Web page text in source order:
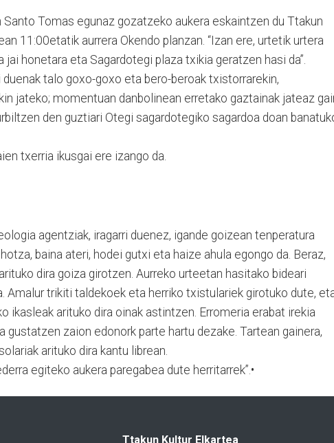
Santo Tomas egunaz gozatzeko aukera eskaintzen du Ttakun
11:00etatik aurrera Okendo planzan. “Izan ere, urtetik urtera
honetara eta Sagardotegi plaza txikia geratzen hasi da”.
talo goxo-goxo eta bero-beroak txistorrarekin,
jateko; momentuan danbolinean erretako gaztainak jateaz
den guztiari Otegi sagardotegiko sagardoa doan
txerria ikusgai ere izango da.
agentziak, iragarri duenez, igande goizean tenperatura
baina ateri, hodei gutxi eta haize ahula egongo da. Beraz,
dira goiza girotzen. Aurreko urteetan hasitako bideari
Amalur trikiti taldekoek eta herriko txistulariek girotuko dute,
ikasleak arituko dira oinak astintzen. Erromeria erabat irekia
gustatzen zaion edonork parte hartu dezake. Tartean gainera,
arituko dira kantu librean.
egiteko aukera paregabea dute herritarrek”.•
Ttakun Kultur Elkartea